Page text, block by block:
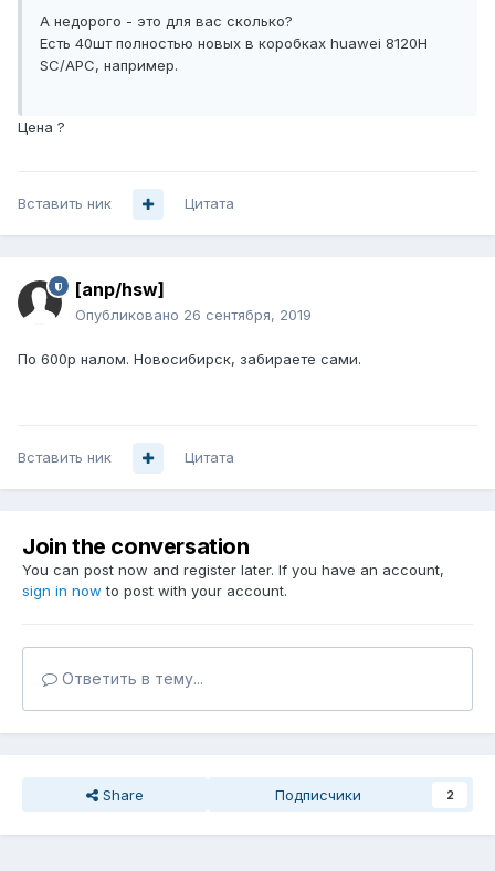
А недорого - это для вас сколько?
Есть 40шт полностью новых в коробках huawei 8120H
SC/APC, например.
Цена ?
Вставить ник Цитата
[anp/hsw]
Опубликовано 26 сентября, 2019
По 600р налом. Новосибирск, забираете сами.
Вставить ник Цитата
Join the conversation
You can post now and register later. If you have an account,
sign in now to post with your account.
Ответить в тему...
Share Подписчики 2